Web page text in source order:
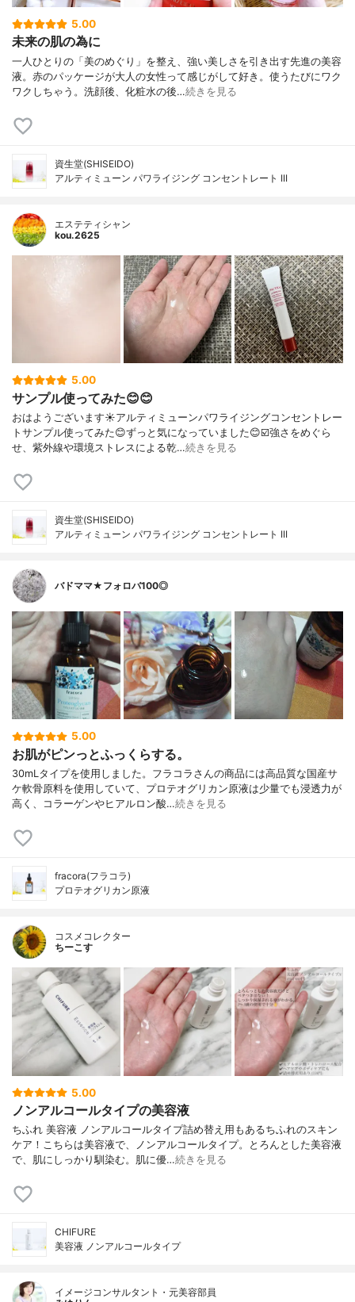
5.00
未来の肌の為に
一人ひとりの「美のめぐり」を整え、強い美しさを引き出す先進の美容
液。赤のパッケージが大人の女性って感じがして好き。使うたびにワク
ワクしちゃう。洗顔後、化粧水の後…続きを見る
資生堂(SHISEIDO)
アルティミューン パワライジング コンセントレート III
エステティシャン
kou.2625
5.00
サンプル使ってみた😊😊
おはようございます☀アルティミューンパワライジングコンセントレー
トサンプル使ってみた😊ずっと気になっていました😊☑️強さをめぐら
せ、紫外線や環境ストレスによる乾…続きを見る
資生堂(SHISEIDO)
アルティミューン パワライジング コンセントレート III
バドママ★フォロバ100◎
5.00
お肌がピンっとふっくらする。
30mLタイプを使用しました。フラコラさんの商品には高品質な国産サ
ケ軟骨原料を使用していて、プロテオグリカン原液は少量でも浸透力が
高く、コラーゲンやヒアルロン酸…続きを見る
fracora(フラコラ)
プロテオグリカン原液
コスメコレクター
ちーこす
5.00
ノンアルコールタイプの美容液
ちふれ 美容液 ノンアルコールタイプ詰め替え用もあるちふれのスキン
ケア！こちらは美容液で、ノンアルコールタイプ。とろんとした美容液
で、肌にしっかり馴染む。肌に優…続きを見る
CHIFURE
美容液 ノンアルコールタイプ
イメージコンサルタント・元美容部員